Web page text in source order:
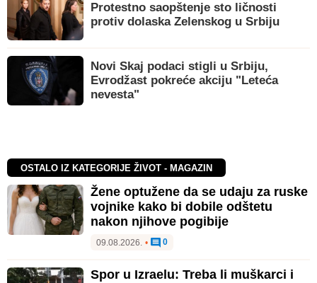
Protestno saopštenje sto ličnosti
protiv dolaska Zelenskog u Srbiju
Novi Skaj podaci stigli u Srbiju,
Evrodžast pokreće akciju "Leteća
nevesta"
OSTALO IZ KATEGORIJE ŽIVOT - MAGAZIN
Žene optužene da se udaju za ruske
vojnike kako bi dobile odštetu
nakon njihove pogibije
09.08.2026. • 0
Spor u Izraelu: Treba li muškarci i